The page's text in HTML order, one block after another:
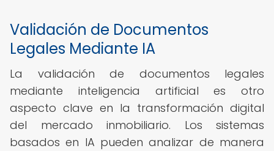
Validación de Documentos
Legales Mediante IA
La validación de documentos legales
mediante inteligencia artificial es otro
aspecto clave en la transformación digital
del mercado inmobiliario. Los sistemas
basados en IA pueden analizar de manera